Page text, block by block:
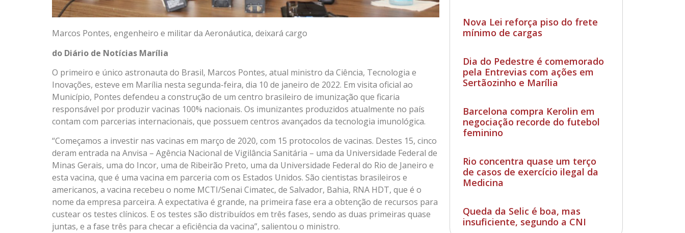
Nova Lei reforça piso do frete
mínimo de cargas
Dia do Pedestre é comemorado
pela Entrevias com ações em
Sertãozinho e Marília
Barcelona compra Kerolin em
negociação recorde do futebol
feminino
Rio concentra quase um terço
de casos de exercício ilegal da
Medicina
Queda da Selic é boa, mas
insuficiente, segundo a CNI
Marcos Pontes, engenheiro e militar da Aeronáutica, deixará cargo
do Diário de Notícias Marília
O primeiro e único astronauta do Brasil, Marcos Pontes, atual ministro da Ciência, Tecnologia e
Inovações, esteve em Marília nesta segunda-feira, dia 10 de janeiro de 2022. Em visita oficial ao
Município, Pontes defendeu a construção de um centro brasileiro de imunização que ficaria
responsável por produzir vacinas 100% nacionais. Os imunizantes produzidos atualmente no país
contam com parcerias internacionais, que possuem centros avançados da tecnologia imunológica.
“Começamos a investir nas vacinas em março de 2020, com 15 protocolos de vacinas. Destes 15, cinco
deram entrada na Anvisa – Agência Nacional de Vigilância Sanitária – uma da Universidade Federal de
Minas Gerais, uma do Incor, uma de Ribeirão Preto, uma da Universidade Federal do Rio de Janeiro e
esta vacina, que é uma vacina em parceria com os Estados Unidos. São cientistas brasileiros e
americanos, a vacina recebeu o nome MCTI/Senai Cimatec, de Salvador, Bahia, RNA HDT, que é o
nome da empresa parceira. A expectativa é grande, na primeira fase era a obtenção de recursos para
custear os testes clínicos. E os testes são distribuídos em três fases, sendo as duas primeiras quase
juntas, e a fase três para checar a eficiência da vacina”, salientou o ministro.